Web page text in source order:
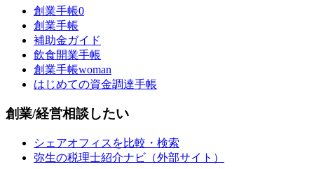
創業手帳0
創業手帳
補助金ガイド
飲食開業手帳
創業手帳woman
はじめての資金調達手帳
創業/経営相談したい
シェアオフィスを比較・検索
弥生の税理士紹介ナビ（外部サイト）